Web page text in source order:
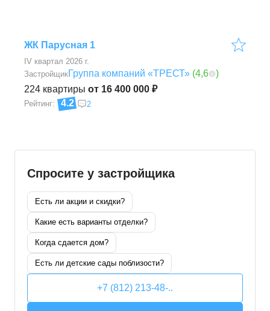
ЖК Парусная 1
IV квартал 2026 г.
224 квартиры от 16 400 000 ₽
ЗастройщикГруппа компаний «ТРЕСТ» (4,6 )
Рейтинг: 4.2 2
Спросите у застройщика
Есть ли акции и скидки?
Какие есть варианты отделки?
Когда сдается дом?
Есть ли детские сады поблизости?
+7 (812) 213-48-..